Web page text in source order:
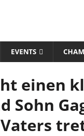
EVENTS
einen
Sohn